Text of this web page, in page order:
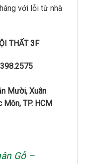
với lỗi từ nhà
THẤT 3F
Mười, Xuân
TP. HCM
Gỗ –